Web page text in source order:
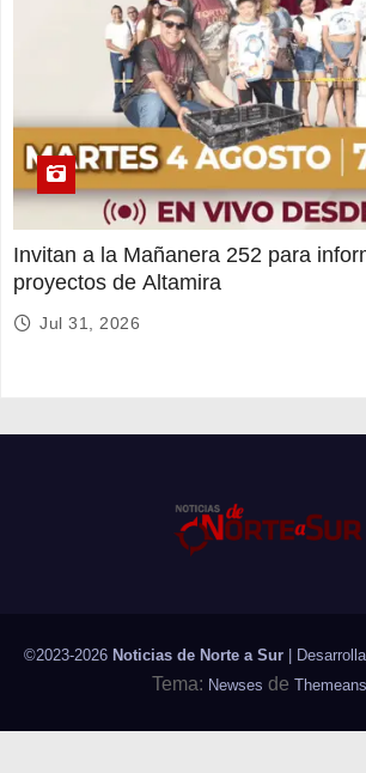
Invitan a la Mañanera 252 para
proyectos de Altamira
Jul 31, 2026
©2023-2026 Noticias de Norte a Sur |
Tema: Newses de